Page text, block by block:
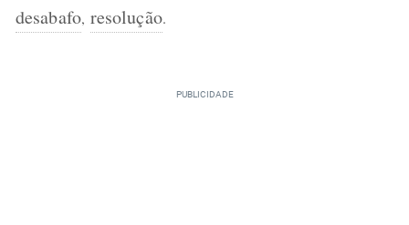
desabafo, resolução.